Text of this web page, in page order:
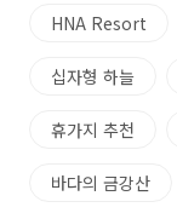
HNA Resort
십자형 하늘
휴가지 추천
바다의 금강산